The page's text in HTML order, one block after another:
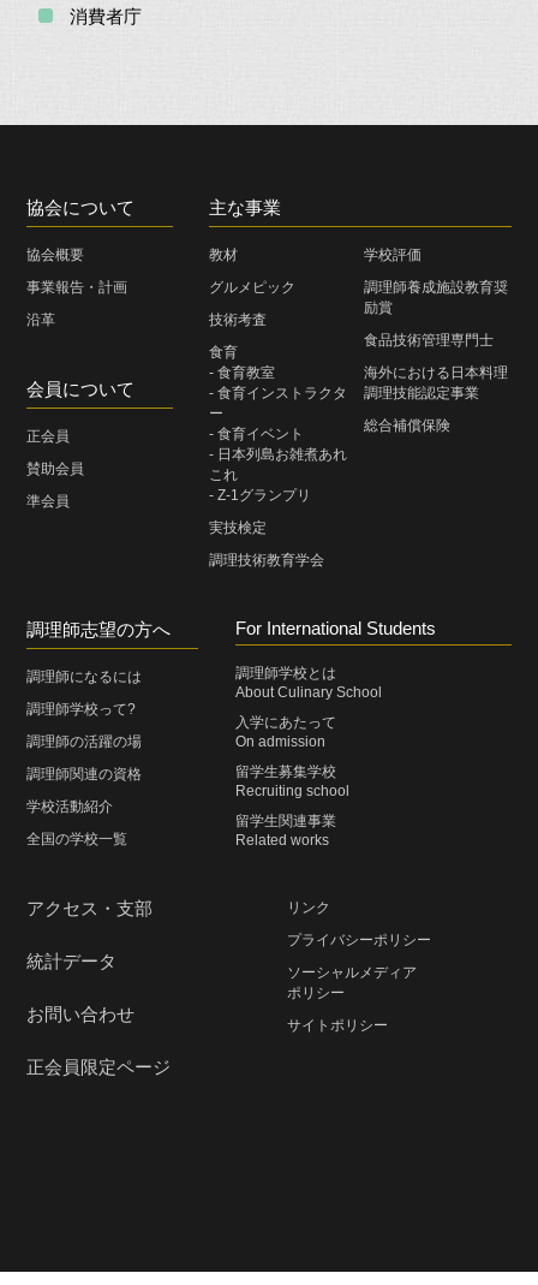
消費者庁
協会について
協会概要
事業報告・計画
沿革
会員について
正会員
賛助会員
準会員
主な事業
教材
グルメピック
技術考査
食育
- 食育教室
- 食育インストラクタ
ー
- 食育イベント
- 日本列島お雑煮あれ
これ
- Z-1グランプリ
実技検定
調理技術教育学会
学校評価
調理師養成施設教育奨
励賞
食品技術管理専門士
海外における日本料理
調理技能認定事業
総合補償保険
調理師志望の方へ
調理師になるには
調理師学校って?
調理師の活躍の場
調理師関連の資格
学校活動紹介
全国の学校一覧
For International Students
調理師学校とは
About Culinary School
入学にあたって
On admission
留学生募集学校
Recruiting school
留学生関連事業
Related works
アクセス・支部
統計データ
お問い合わせ
正会員限定ページ
リンク
プライバシーポリシー
ソーシャルメディア
ポリシー
サイトポリシー